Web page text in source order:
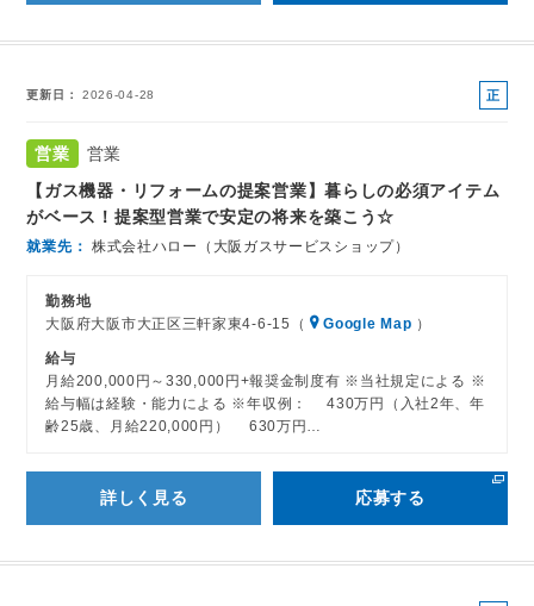
更新日 2026-04-28
正
営業
営業
【ガス機器・リフォームの提案営業】暮らしの必須アイテム
がベース！提案型営業で安定の将来を築こう☆
就業先 株式会社ハロー（大阪ガスサービスショップ）
勤務地
大阪府大阪市大正区三軒家東4-6-15（
Google Map ）
給与
月給200,000円～330,000円+報奨金制度有 ※当社規定による ※
給与幅は経験・能力による ※年収例： 430万円（入社2年、年
齢25歳、月給220,000円） 630万円…
詳しく見る 応募する